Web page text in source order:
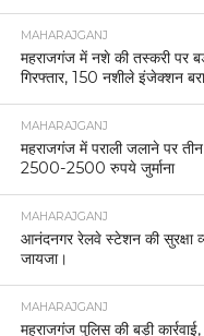
MAHARAJGANJ
महराजगंज में नशे की तस्करी पर
गिरफ्तार, 150 नशीले इंजेक्शन
MAHARAJGANJ
महराजगंज में पराली जलाने पर
2500-2500 रुपये जुर्माना
MAHARAJGANJ
आनंदनगर रेलवे स्टेशन की सुरक्षा
जायजा।
MAHARAJGANJ
महराजगंज पुलिस की बड़ी कार्रवाई,